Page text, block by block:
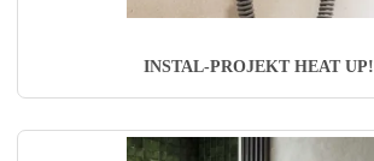
INSTAL-PROJEKT HEAT UP!